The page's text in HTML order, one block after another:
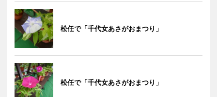
松任で「千代女あさがおまつり」
松任で「千代女あさがおまつり」